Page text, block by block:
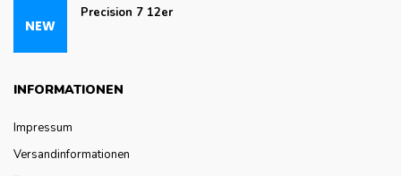
Precision 7 12er
INFORMATIONEN
Impressum
Versandinformationen